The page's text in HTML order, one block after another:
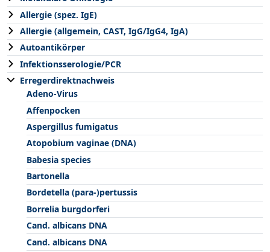
Allergie (spez. IgE)
Allergie (allgemein, CAST, IgG/IgG4, IgA)
Autoantikörper
Infektionsserologie/PCR
Erregerdirektnachweis
Adeno-Virus
Affenpocken
Aspergillus fumigatus
Atopobium vaginae (DNA)
Babesia species
Bartonella
Bordetella (para-)pertussis
Borrelia burgdorferi
Cand. albicans DNA
Cand. albicans DNA